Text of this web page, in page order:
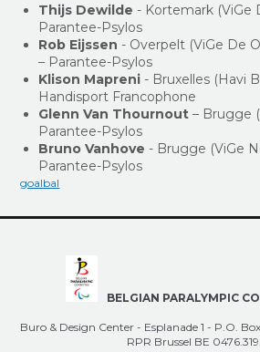
Thijs Dewilde - Kortemark (ViGe
Parantee-Psylos
Rob Eijssen - Overpelt (ViGe De
– Parantee-Psylos
Klison Mapreni - Bruxelles (Havi
Handisport Francophone
Glenn Van Thournout – Brugge
Parantee-Psylos
Bruno Vanhove - Brugge (ViGe
Parantee-Psylos
goalbal
BELGIAN PARALYMPIC
Buro & Design Center - Esplanade 1 - P.O.
RPR Brussel BE